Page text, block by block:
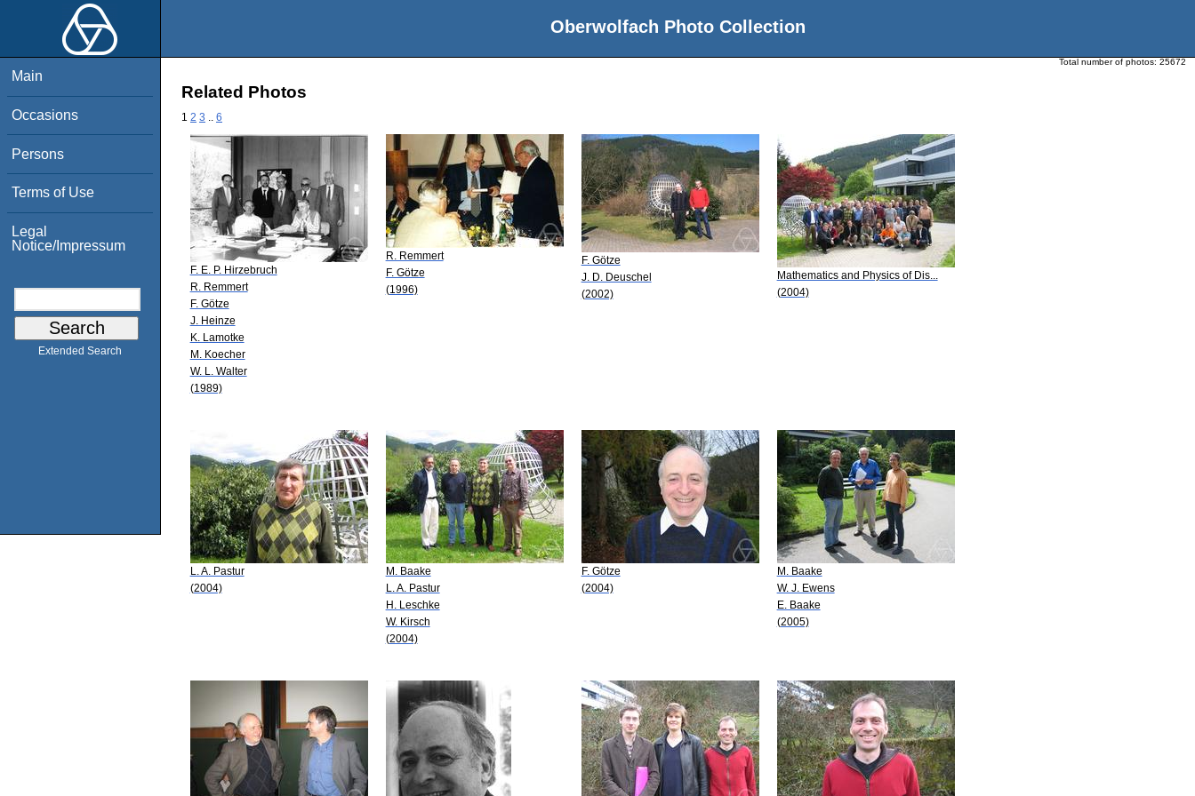
Oberwolfach Photo Collection
Main
Occasions
Persons
Terms of Use
Legal
Notice/Impressum
Extended Search
Total number of photos: 25672
Related Photos
1 2 3 6
F. E. P. Hirzebruch
R. Remmert
F. Götze
J. Heinze
K. Lamotke
M. Koecher
W. L. Walter
(1989)
R. Remmert
F. Götze
(1996)
F. Götze
J. D. Deuschel
(2002)
Mathematics and Physics of Dis...
(2004)
L. A. Pastur
(2004)
M. Baake
L. A. Pastur
H. Leschke
W. Kirsch
(2004)
F. Götze
(2004)
M. Baake
W. J. Ewens
E. Baake
(2005)